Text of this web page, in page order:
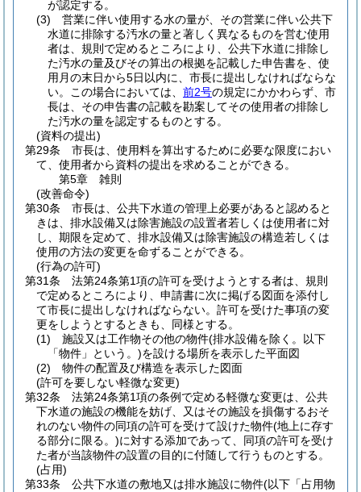
が認定する。
(3)
営業に伴い使用する水の量が、その営業に伴い公共下
水道に排除する汚水の量と著しく異なるものを営む使用
者は、規則で定めるところにより、公共下水道に排除し
た汚水の量及びその算出の根拠を記載した申告書を、使
用月の末日から5日以内に、市長に提出しなければならな
い。
この場合においては、 前2号の規定にかかわらず、市
長は、その申告書の記載を勘案してその使用者の排除し
た汚水の量を認定するものとする。
(資料の提出)
第29条
市長は、使用料を算出するために必要な限度におい
て、使用者から資料の提出を求めることができる。
第5章
雑則
(改善命令)
第30条
市長は、公共下水道の管理上必要があると認めると
きは、排水設備又は除害施設の設置者若しくは使用者に対
し、期限を定めて、排水設備又は除害施設の構造若しくは
使用の方法の変更を命ずることができる。
(行為の許可)
第31条
法第24条第1項の許可を受けようとする者は、規則
で定めるところにより、申請書に次に掲げる図面を添付し
て市長に提出しなければならない。 許可を受けた事項の変
更をしようとするときも、同様とする。
(1)
施設又は工作物その他の物件(排水設備を除く。以下
「物件」という。)を設ける場所を表示した平面図
(2)
物件の配置及び構造を表示した図面
(許可を要しない軽微な変更)
第32条
法第24条第1項の条例で定める軽微な変更は、公共
下水道の施設の機能を妨げ、又はその施設を損傷するおそ
れのない物件の同項の許可を受けて設けた物件(地上に存す
る部分に限る。)に対する添加であって、同項の許可を受け
た者が当該物件の設置の目的に付随して行うものとする。
(占用)
第33条
公共下水道の敷地又は排水施設に物件(以下「占用物